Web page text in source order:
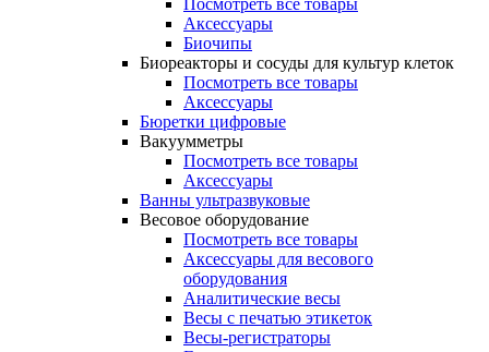
Посмотреть все товары
Аксессуары
Биочипы
Биореакторы и сосуды для культур клеток
Посмотреть все товары
Аксессуары
Бюретки цифровые
Вакуумметры
Посмотреть все товары
Аксессуары
Ванны ультразвуковые
Весовое оборудование
Посмотреть все товары
Аксессуары для весового
оборудования
Аналитические весы
Весы с печатью этикеток
Весы-регистраторы